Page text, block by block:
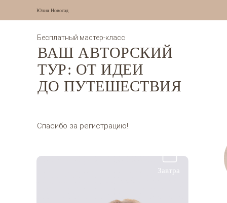
Юлия Новосад
Бесплатный мастер-класс
Спасибо за регистрацию!
Завтра
ВАШ АВТОРСКИЙ
ТУР: ОТ ИДЕИ
ДО ПУТЕШЕСТВИЯ